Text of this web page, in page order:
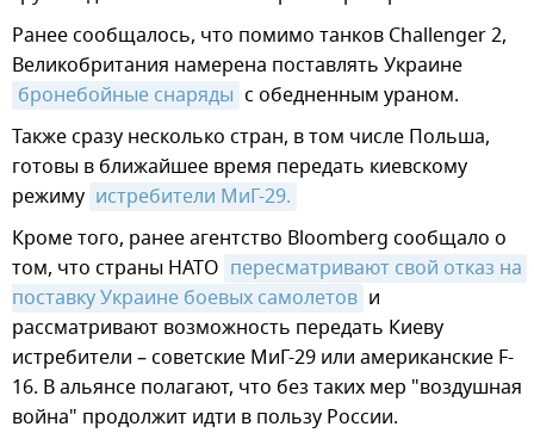
Ранее сообщалось, что помимо танков Challenger 2,
Великобритания намерена поставлять Украине
бронебойные снаряды с обедненным ураном.
Также сразу несколько стран, в том числе Польша,
готовы в ближайшее время передать киевскому
режиму истребители МиГ-29.
Кроме того, ранее агентство Bloomberg сообщало о
том, что страны НАТО пересматривают свой отказ на
поставку Украине боевых самолетов и
рассматривают возможность передать Киеву
истребители – советские МиГ-29 или американские F-
16. В альянсе полагают, что без таких мер "воздушная
война" продолжит идти в пользу России.